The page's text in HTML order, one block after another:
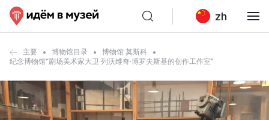
zh
主要 博物馆目录
博物馆 莫斯科
纪念博物馆“剧场美术家大卫·列沃维奇·博罗夫斯基的创作工作室”